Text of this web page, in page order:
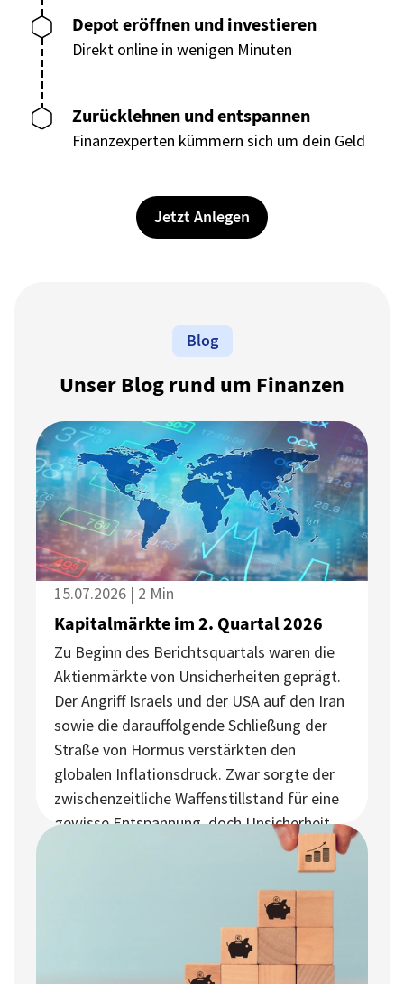
Depot eröffnen und investieren
Direkt online in wenigen Minuten
Zurücklehnen und entspannen
Finanzexperten kümmern sich um dein Geld
Jetzt Anlegen
Blog
Unser Blog rund um Finanzen
15.07.2026 | 2 Min
Kapitalmärkte im 2. Quartal 2026
Zu Beginn des Berichtsquartals waren die
Aktienmärkte von Unsicherheiten geprägt.
Der Angriff Israels und der USA auf den Iran
sowie die darauffolgende Schließung der
Straße von Hormus verstärkten den
globalen Inflationsdruck. Zwar sorgte der
zwischenzeitliche Waffenstillstand für eine
gewisse Entspannung, doch Unsicherheit
und Nervosität prägten weiterhin das